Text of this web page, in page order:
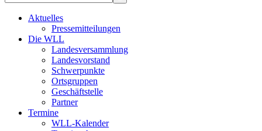
Aktuelles
Pressemitteilungen
Die WLL
Landesversammlung
Landesvorstand
Schwerpunkte
Ortsgruppen
Geschäftstelle
Partner
Termine
WLL-Kalender